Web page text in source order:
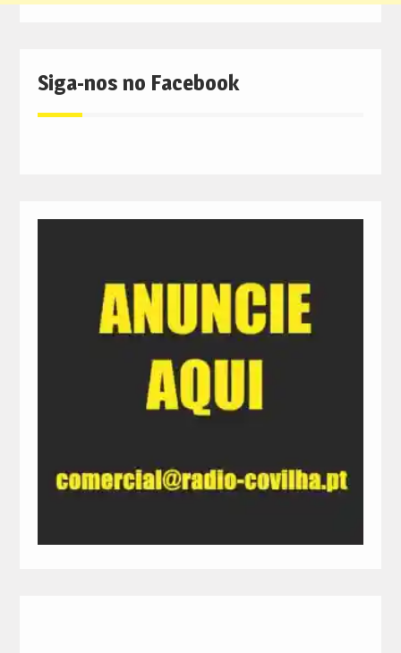
Siga-nos no Facebook